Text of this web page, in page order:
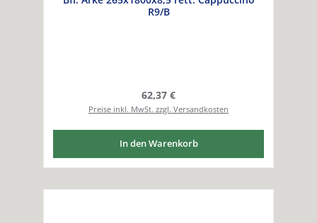
R9/B
Regulärer Preis:
62,37 €
Preise inkl. MwSt. zzgl. Versandkosten
In den Warenkorb